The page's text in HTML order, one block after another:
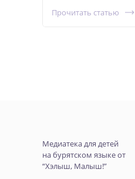
Прочитать статью
Медиатека для детей
на бурятском языке от
“Хэлыш, Малыш!”